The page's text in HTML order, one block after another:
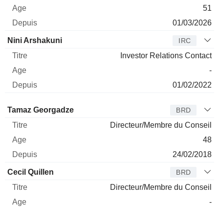
51
01/03/2026
Nini Arshakuni IRC
Investor Relations Contact
-
01/02/2022
Administrateur Titre
Tamaz Georgadze BRD
Directeur/Membre du Conseil
48
24/02/2018
Cecil Quillen BRD
Directeur/Membre du Conseil
-